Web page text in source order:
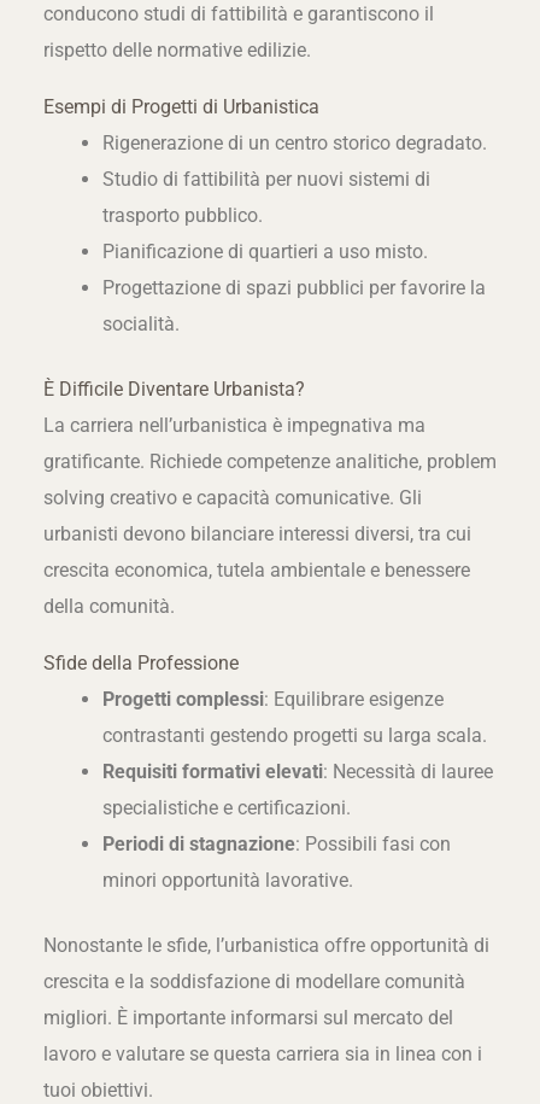
conducono studi di fattibilità e garantiscono il
rispetto delle normative edilizie.
Esempi di Progetti di Urbanistica
Rigenerazione di un centro storico degradato.
Studio di fattibilità per nuovi sistemi di
trasporto pubblico.
Pianificazione di quartieri a uso misto.
Progettazione di spazi pubblici per favorire la
socialità.
È Difficile Diventare Urbanista?
La carriera nell’urbanistica è impegnativa ma
gratificante. Richiede competenze analitiche, problem
solving creativo e capacità comunicative. Gli
urbanisti devono bilanciare interessi diversi, tra cui
crescita economica, tutela ambientale e benessere
della comunità.
Sfide della Professione
Progetti complessi: Equilibrare esigenze
contrastanti gestendo progetti su larga scala.
Requisiti formativi elevati: Necessità di lauree
specialistiche e certificazioni.
Periodi di stagnazione: Possibili fasi con
minori opportunità lavorative.
Nonostante le sfide, l’urbanistica offre opportunità di
crescita e la soddisfazione di modellare comunità
migliori. È importante informarsi sul mercato del
lavoro e valutare se questa carriera sia in linea con i
tuoi obiettivi.